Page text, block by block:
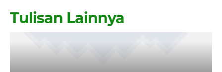
Tulisan Lainnya